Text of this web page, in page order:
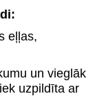
eļļas,
un vieglāk
uzpildīta ar